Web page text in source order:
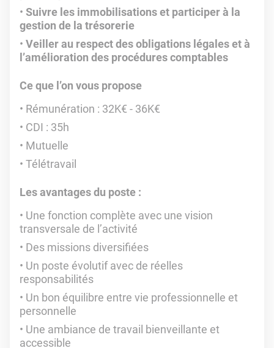
Suivre les immobilisations et participer à la
gestion de la trésorerie
Veiller au respect des obligations légales et à
l’amélioration des procédures comptables
Ce que l’on vous propose
Rémunération : 32K€ - 36K€
CDI : 35h
Mutuelle
Télétravail
Les avantages du poste :
Une fonction complète avec une vision
transversale de l’activité
Des missions diversifiées
Un poste évolutif avec de réelles
responsabilités
Un bon équilibre entre vie professionnelle et
personnelle
Une ambiance de travail bienveillante et
accessible